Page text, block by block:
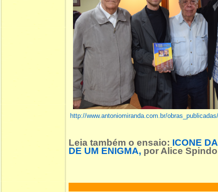
http://www.antoniomiranda.com.br/
Leia também o ensaio: ICONE
DE UM ENIGMA, por Alice